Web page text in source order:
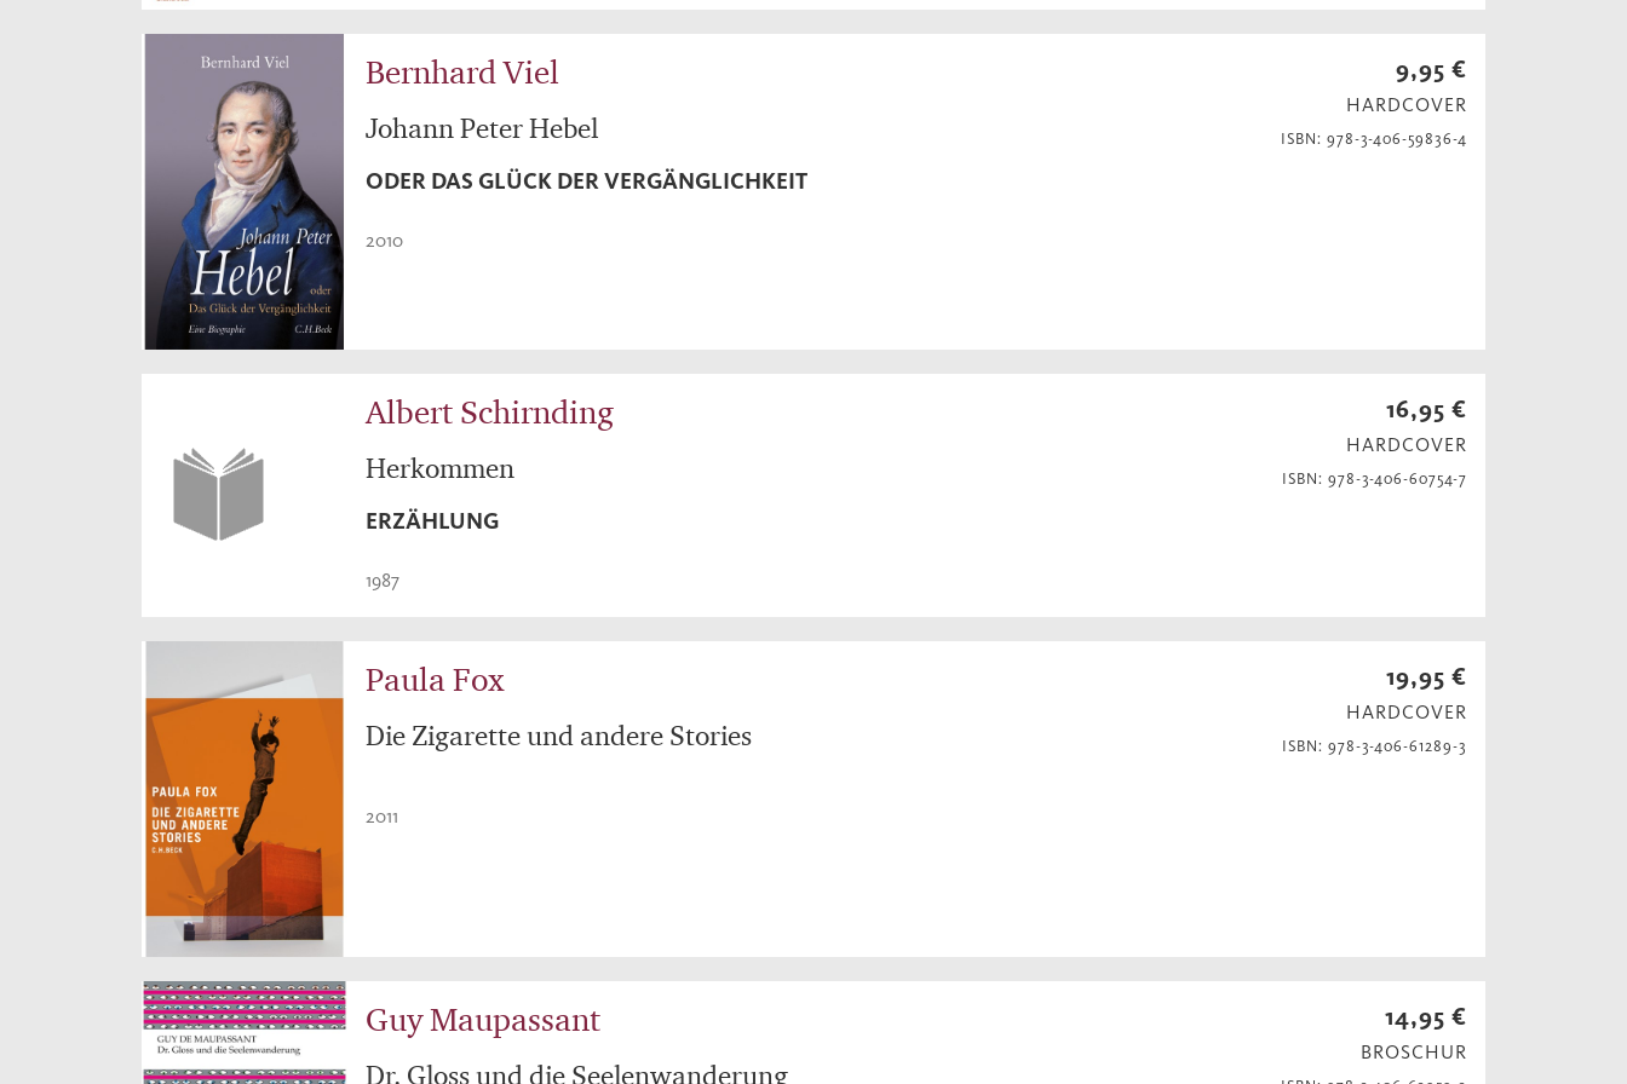
Bernhard Viel
Johann Peter Hebel
ODER DAS GLÜCK DER VERGÄNGLICHKEIT
2010
9,95 €
HARDCOVER
ISBN: 978-3-406-59836-4
Albert Schirnding
Herkommen
ERZÄHLUNG
1987
16,95 €
HARDCOVER
ISBN: 978-3-406-60754-7
Paula Fox
Die Zigarette und andere Stories
2011
19,95 €
HARDCOVER
ISBN: 978-3-406-61289-3
Guy Maupassant
Dr. Gloss und die Seelenwanderung
14,95 €
BROSCHUR